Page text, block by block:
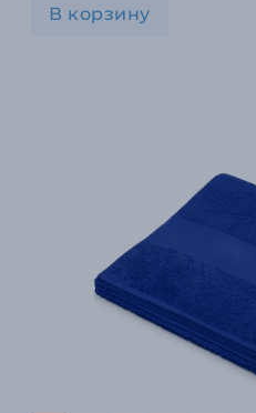
В корзину